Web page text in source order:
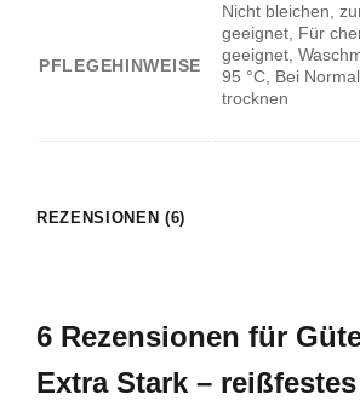
PFLEGEHINWEISE
Nicht bleichen,
geeignet, Für
geeignet,
95 °C, Bei
trocknen
REZENSIONEN (6)
6 Rezensionen für
Extra Stark –